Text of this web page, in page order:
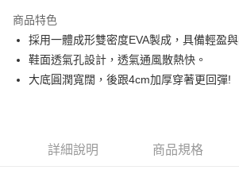
每筆NT$80，滿NT$3,000(含以上)免運費
付款後7-11取貨
每筆NT$80，滿NT$1,500(含以上)免運費
商品特色
採用一體成形雙密度EVA製成，具備輕盈與
鞋面透氣孔設計，透氣通風散熱快。
大底圓潤寬闊，後跟4cm加厚穿著更回彈!
詳細說明 商品規格